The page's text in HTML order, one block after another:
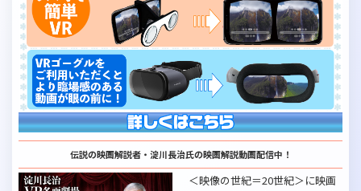
伝説の映画解説者・淀川長治氏の映画解説動画配信中！
＜映像の世紀＝20世紀＞に映画